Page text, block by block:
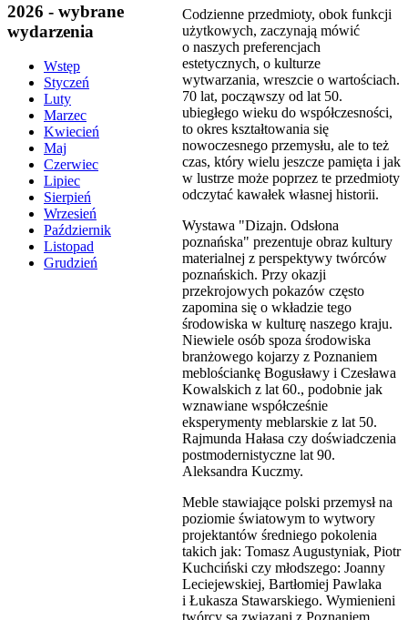
2026 - wybrane
wydarzenia
Wstęp
Styczeń
Luty
Marzec
Kwiecień
Maj
Czerwiec
Lipiec
Sierpień
Wrzesień
Październik
Listopad
Grudzień
Codzienne przedmioty, obok funkcji
użytkowych, zaczynają mówić
o naszych preferencjach
estetycznych, o kulturze
wytwarzania, wreszcie o wartościach.
70 lat, począwszy od lat 50.
ubiegłego wieku do współczesności,
to okres kształtowania się
nowoczesnego przemysłu, ale to też
czas, który wielu jeszcze pamięta i jak
w lustrze może poprzez te przedmioty
odczytać kawałek własnej historii.
Wystawa "Dizajn. Odsłona
poznańska" prezentuje obraz kultury
materialnej z perspektywy twórców
poznańskich. Przy okazji
przekrojowych pokazów często
zapomina się o wkładzie tego
środowiska w kulturę naszego kraju.
Niewiele osób spoza środowiska
branżowego kojarzy z Poznaniem
meblościankę Bogusławy i Czesława
Kowalskich z lat 60., podobnie jak
wznawiane współcześnie
eksperymenty meblarskie z lat 50.
Rajmunda Hałasa czy doświadczenia
postmodernistyczne lat 90.
Aleksandra Kuczmy.
Meble stawiające polski przemysł na
poziomie światowym to wytwory
projektantów średniego pokolenia
takich jak: Tomasz Augustyniak, Piotr
Kuchciński czy młodszego: Joanny
Leciejewskiej, Bartłomiej Pawlaka
i Łukasza Stawarskiego. Wymienieni
twórcy są związani z Poznaniem